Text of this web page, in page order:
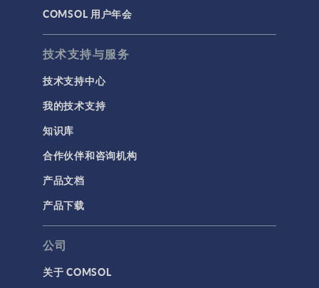
COMSOL 用户年会
技术支持与服务
技术支持中心
我的技术支持
知识库
合作伙伴和咨询机构
产品文档
产品下载
公司
关于 COMSOL